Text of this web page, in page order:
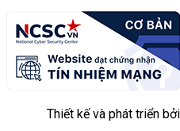
Thiết kế và phát triển bởi